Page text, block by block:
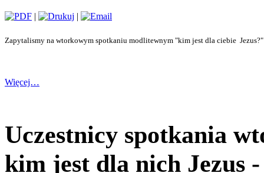
| |
Zapytalismy na wtorkowym spotkaniu modlitewnym "kim jest dla ciebie
Więcej…
Uczestnicy spotkania
kim jest dla nich Jezus